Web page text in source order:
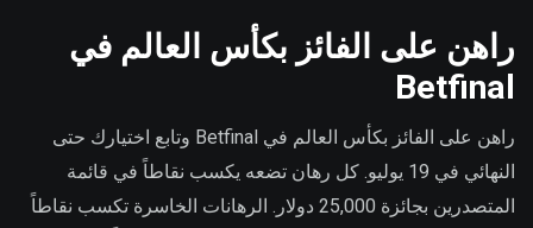
راهن على الفائز بكأس العالم في
Betfinal
راهن على الفائز بكأس العالم في Betfinal وتابع اختيارك حتى
النهائي في 19 يوليو. كل رهان تضعه يكسب نقاطاً في قائمة
المتصدرين بجائزة 25,000 دولار. الرهانات الخاسرة تكسب نقاطاً